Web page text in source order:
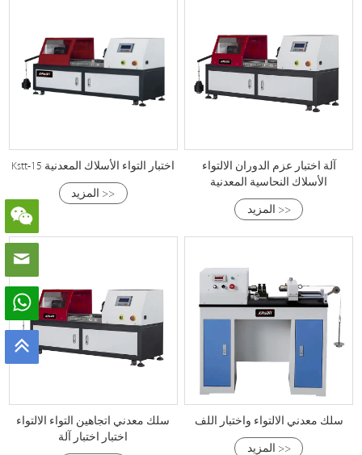
Kstt-15 اختبار التواء الأسلاك المعدنية
المزيد >>
آلة اختبار عزم الدوران الالتواء
الأسلاك النحاسية المعدنية
المزيد >>
سلك معدني اتجاهين التواء الالتواء
اختبار اختبار آلة
سلك معدني الالتواء واختبار اللف
المزيد >>